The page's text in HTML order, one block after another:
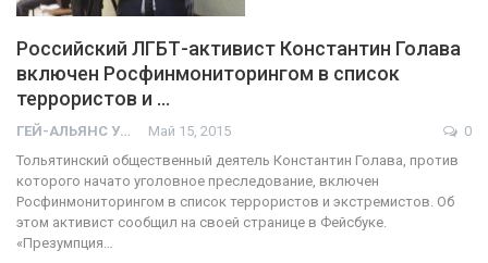
Российский ЛГБТ-активист Константин Голава
включен Росфинмониторингом в список
террористов и …
ГЕЙ-АЛЬЯНС УКРАИНА Май 15, 2015
0
Тольятинский общественный деятель Константин Голава, против
которого начато уголовное преследование, включен
Росфинмониторингом в список террористов и экстремистов. Об
этом активист сообщил на своей странице в Фейсбуке.
«Презумпция…